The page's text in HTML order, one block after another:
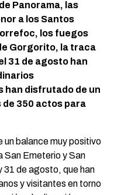
Panorama, las
a los Santos
los fuegos
Gorgorito, la traca
31 de agosto han
han disfrutado de un
de 350 actos para
un balance muy positivo
San Emeterio y San
31 de agosto, que han
y visitantes en torno